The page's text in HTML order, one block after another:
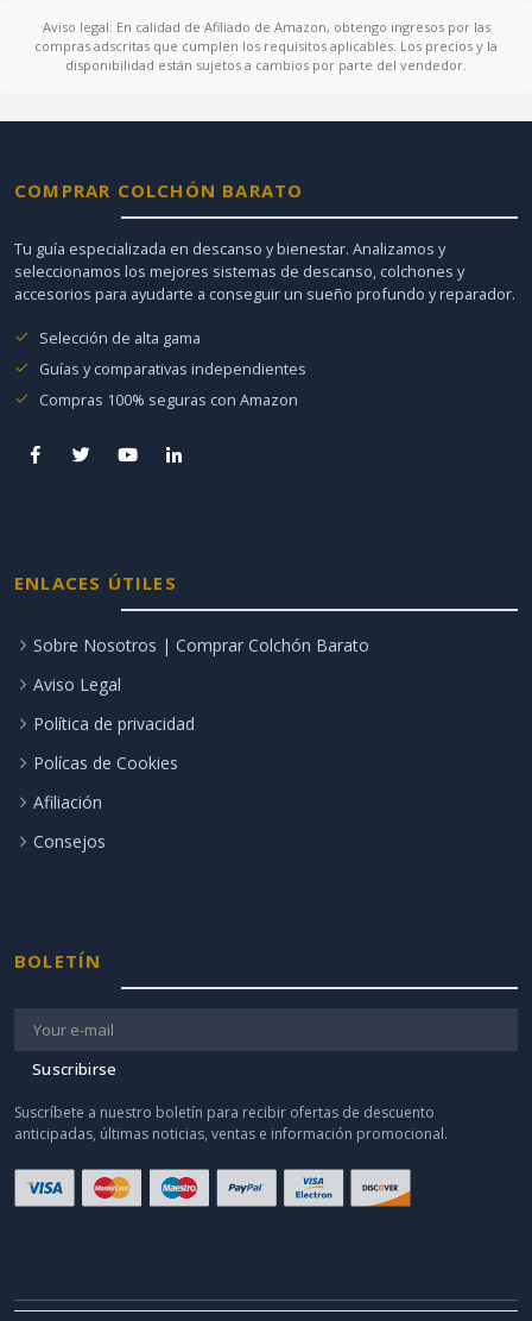
Aviso legal: En calidad de Afiliado de Amazon, obtengo ingresos por las
compras adscritas que cumplen los requisitos aplicables. Los precios y la
disponibilidad están sujetos a cambios por parte del vendedor.
COMPRAR COLCHÓN BARATO
Tu guía especializada en descanso y bienestar. Analizamos y
seleccionamos los mejores sistemas de descanso, colchones y
accesorios para ayudarte a conseguir un sueño profundo y reparador.
Selección de alta gama
Guías y comparativas independientes
Compras 100% seguras con Amazon
ENLACES ÚTILES
Sobre Nosotros | Comprar Colchón Barato
Aviso Legal
Política de privacidad
Polícas de Cookies
Afiliación
Consejos
BOLETÍN
Suscribirse
Suscríbete a nuestro boletín para recibir ofertas de descuento
anticipadas, últimas noticias, ventas e información promocional.